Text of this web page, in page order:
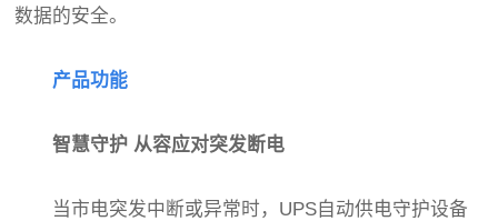
数据的安全。
产品功能
智慧守护 从容应对突发断电
当市电突发中断或异常时，UPS自动供电守护设备